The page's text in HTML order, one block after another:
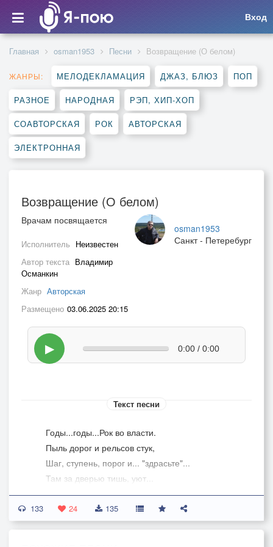
Вход
Главная osman1953 Песни Возвращение (О белом)
ЖАНРЫ: МЕЛОДЕКЛАМАЦИЯ ДЖАЗ, БЛЮЗ ПОП
РАЗНОЕ НАРОДНАЯ РЭП, ХИП-ХОП
СОАВТОРСКАЯ РОК АВТОРСКАЯ
ЭЛЕКТРОННАЯ
Возвращение (О белом)
osman1953
Санкт - Петеребург
Врачам посвящается
Исполнитель Неизвестен
Автор текста Владимир
Османкин
Жанр Авторская
Размещено 03.06.2025 20:15
▶ 0:00 / 0:00
Текст песни
Годы...годы...Рок во власти.
Пыль дорог и рельсов стук,
Шаг, ступень, порог и... "здрасьте"...
Там за дверью тишь, уют...
Кто хозяин в этом доме?
Отворяй! Устал с дорог...
133 24 135